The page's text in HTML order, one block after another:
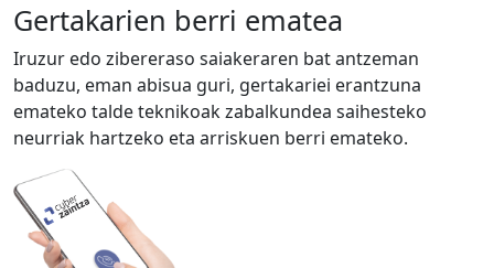
Gertakarien berri ematea
Iruzur edo zibereraso saiakeraren bat antzeman
baduzu, eman abisua guri, gertakariei erantzuna
emateko talde teknikoak zabalkundea saihesteko
neurriak hartzeko eta arriskuen berri emateko.